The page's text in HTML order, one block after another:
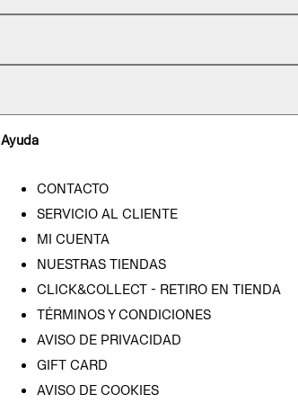
Ayuda
CONTACTO
SERVICIO AL CLIENTE
MI CUENTA
NUESTRAS TIENDAS
CLICK&COLLECT - RETIRO EN TIENDA
TÉRMINOS Y CONDICIONES
AVISO DE PRIVACIDAD
GIFT CARD
AVISO DE COOKIES